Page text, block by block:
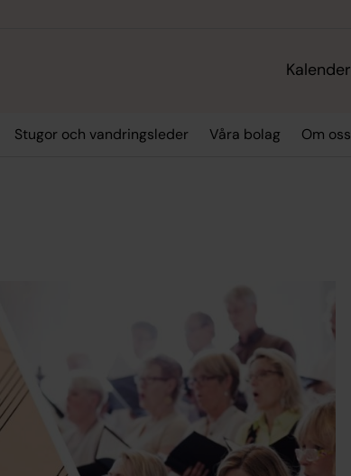
Kalender
Stugor och vandringsleder Våra bolag Om oss